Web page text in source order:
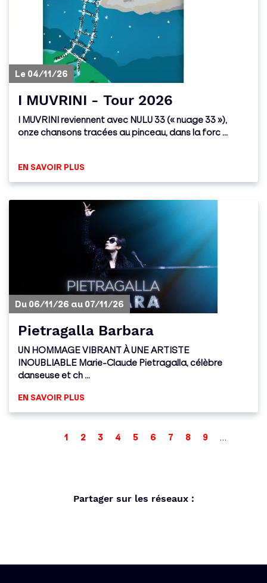
Le 04/11/26
I MUVRINI - Tour 2026
I MUVRINI reviennent avec NULU 33 (« nuage 33 »),
onze chansons tracées au pinceau, dans la forc ...
EN SAVOIR PLUS
Du 06/11/26 au 07/11/26
Pietragalla Barbara
UN HOMMAGE VIBRANT À UNE ARTISTE
INOUBLIABLE Marie-Claude Pietragalla, célèbre
danseuse et ch ...
EN SAVOIR PLUS
Previous
Page
1 Page
2
Current
3 Page
4 Page
5 Page
6 Page
7 Page
8 Page
9 …
Partager sur les réseaux :